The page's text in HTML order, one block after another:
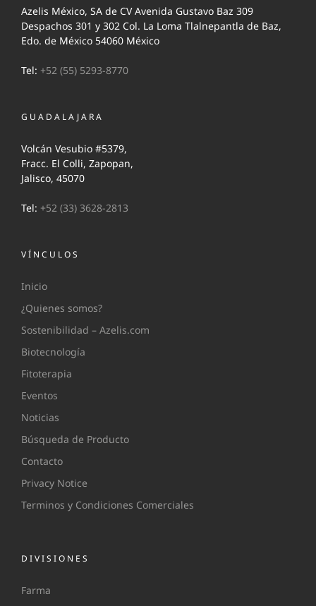
Azelis México, SA de CV Avenida Gustavo Baz 309
Despachos 301 y 302 Col. La Loma Tlalnepantla de Baz,
Edo. de México 54060 México
Tel: +52 (55) 5293-8770
GUADALAJARA
Volcán Vesubio #5379,
Fracc. El Colli, Zapopan,
Jalisco, 45070
Tel: +52 (33) 3628-2813
VÍNCULOS
Inicio
¿Quienes somos?
Sostenibilidad – Azelis.com
Biotecnología
Fitoterapia
Eventos
Noticias
Búsqueda de Producto
Contacto
Privacy Notice
Terminos y Condiciones Comerciales
DIVISIONES
Farma